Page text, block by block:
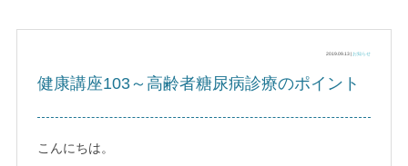
2019.09.13 |お知らせ
健康講座103～高齢者糖尿病診療のポイント
こんにちは。